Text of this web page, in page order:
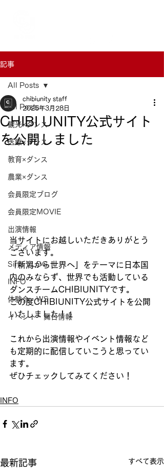
記事
All Posts
観光×ダンス
医療×ダンス
教育×ダンス
農業×ダンス
会員限定ブログ
会員限定MOVIE
出演情報
メディア情報
Sin’s VLOG
INFO
体験会・WS
イベント・舞台情報
All Posts
CHIBI UNITY公式サイト
を公開しました
chibiunity staff
2025年3月28日
当サイトにお越しいただきありがとう
ございます。
「新潟から世界へ」をテーマに日本国
内のみならず、世界でも活動している
ダンスチームCHIBIUNITYです。
この度CHIBIUNITY公式サイトを公開
いたしました！１
これから出演情報やイベント情報など
も定期的に配信していこうと思ってい
ます。
ぜひチェックしてみてください！
INFO
最新記事 すべて表示